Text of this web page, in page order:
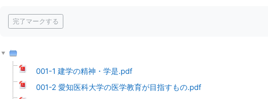
完了マークする
001-1 建学の精神・学是.pdf
001-2 愛知医科大学の医学教育が目指すもの.pdf